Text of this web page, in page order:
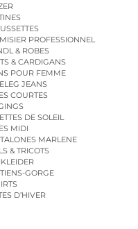
PROFESSIONNEL
& ROBES
& CARDIGANS
POUR FEMME
JEANS
COURTES
DE SOLEIL
MIDI
MARLENE
& TRICOTS
GORGE
D’HIVER